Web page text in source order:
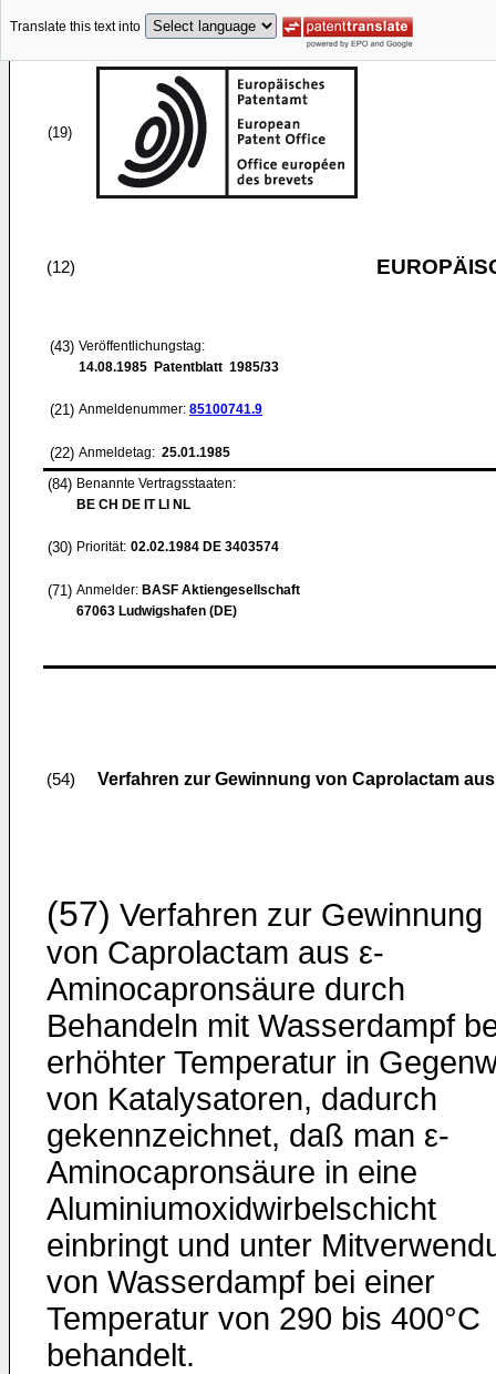
Translate this text into
(19)
(12)
(43) Veröffentlichungstag:
14.08.1985 Patentblatt 1985/33
(21) Anmeldenummer: 85100741.9
(22) Anmeldetag: 25.01.1985
(84) Benannte Vertragsstaaten:
BE CH DE IT LI NL
(30) Priorität: 02.02.1984 DE 3403574
(71) Anmelder: BASF Aktiengesellschaft
67063 Ludwigshafen (DE)
(54) Verfahren zur Gewinnung von Caprolactam
(57) Verfahren zur Gewinnung
von Caprolactam aus ε-
Aminocapronsäure durch
Behandeln mit Wasserdampf
erhöhter Temperatur in
von Katalysatoren, dadurch
gekennzeichnet, daß man ε-
Aminocapronsäure in eine
Aluminiumoxidwirbelschicht
einbringt und unter
von Wasserdampf bei einer
Temperatur von 290 bis 400°C
behandelt.